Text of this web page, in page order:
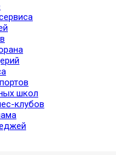
школ
клубов